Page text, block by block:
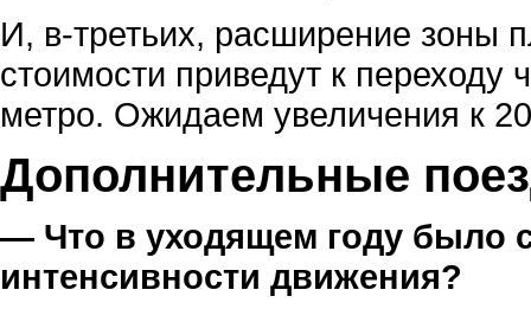
И, в-третьих, расширение зоны
стоимости приведут к переходу
метро. Ожидаем увеличения к
Дополнительные
— Что в уходящем году было
интенсивности движения?